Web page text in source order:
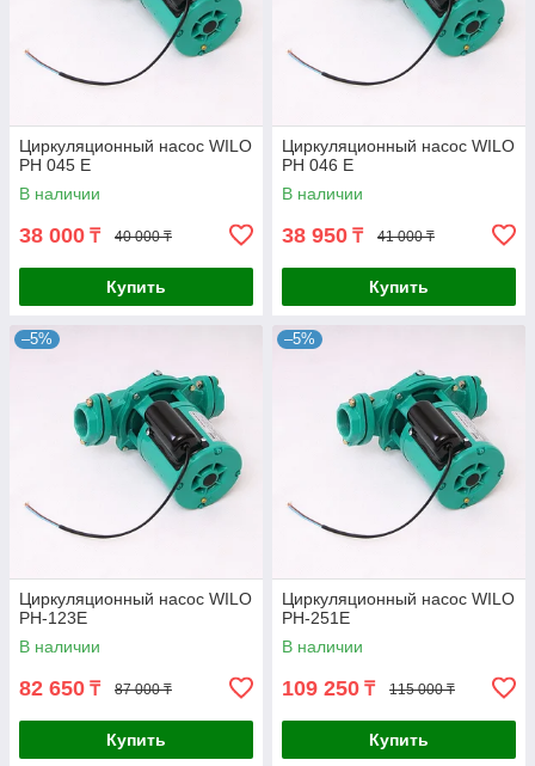
Циркуляционный насос WILO
PH 045 E
В наличии
38 000 ₸ 40 000 ₸
Купить
Циркуляционный насос WILO
PH 046 E
В наличии
38 950 ₸ 41 000 ₸
Купить
–5%
Циркуляционный насос WILO
PH-123E
В наличии
82 650 ₸ 87 000 ₸
Купить
–5%
Циркуляционный насос WILO
PH-251E
В наличии
109 250 ₸ 115 000 ₸
Купить